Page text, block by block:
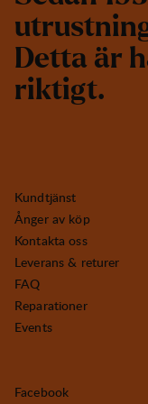
utrustnin
Detta är h
riktigt.
Kundtjänst
Ånger av köp
Kontakta oss
Leverans & returer
FAQ
Reparationer
Events
Facebook